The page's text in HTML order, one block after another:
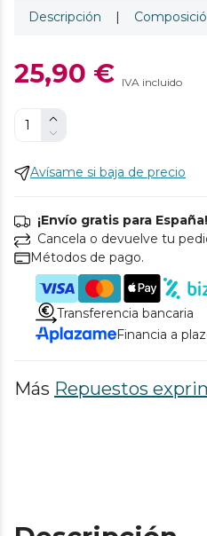
Descripción |
25,90 € IVA incluido
Avísame si baja de precio
¡Envío gratis para España!
Cancela o devuelve tu
Métodos de pago.
Transferencia bancaria
Financia a
Más Repuestos